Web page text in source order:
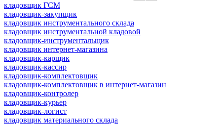
кладовщик ГСМ
кладовщик-закупщик
кладовщик инструментального склада
кладовщик инструментальной кладовой
кладовщик-инструментальщик
кладовщик интернет-магазина
кладовщик-карщик
кладовщик-кассир
кладовщик-комплектовщик
кладовщик-комплектовщик в интернет-магазин
кладовщик-контролер
кладовщик-курьер
кладовщик-логист
кладовщик материального склада